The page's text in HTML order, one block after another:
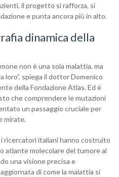
il progetto si rafforza, si
e punta ancora più in alto.
dinamica della
non è una sola malattia, ma
loro”, spiega il dottor Domenico
della Fondazione Atlas. Ed è
che comprendere le mutazioni
un passaggio cruciale per
mirate.
i ricercatori italiani hanno costruito
atlante molecolare del tumore al
una visione precisa e
di come la malattia si